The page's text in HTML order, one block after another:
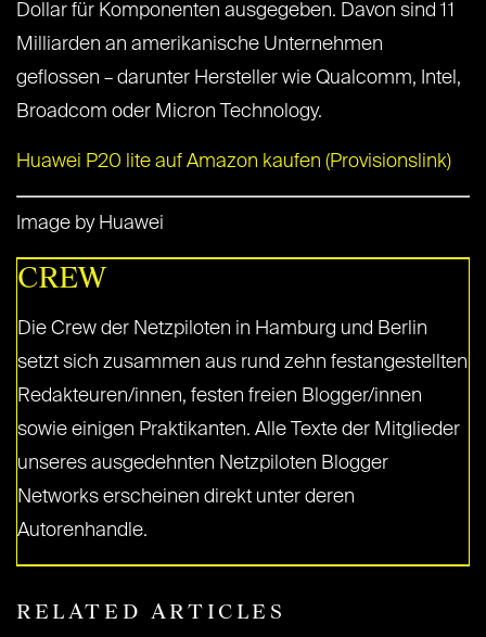
Dollar für Komponenten ausgegeben. Davon sind 11
Milliarden an amerikanische Unternehmen
geflossen – darunter Hersteller wie Qualcomm, Intel,
Broadcom oder Micron Technology.
Huawei P20 lite auf Amazon kaufen (Provisionslink)
Image by Huawei
CREW
Die Crew der Netzpiloten in Hamburg und Berlin
setzt sich zusammen aus rund zehn festangestellten
Redakteuren/innen, festen freien Blogger/innen
sowie einigen Praktikanten. Alle Texte der Mitglieder
unseres ausgedehnten Netzpiloten Blogger
Networks erscheinen direkt unter deren
Autorenhandle.
RELATED ARTICLES